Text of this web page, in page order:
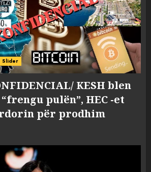
Slider
KESH blen
pulën”, HEC -et
për prodhim